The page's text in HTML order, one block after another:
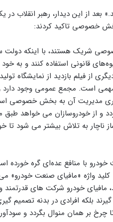
بعد از این دیدار، رهبر انقلاب در
خصوصی تاکید کردند:
شریک هستند، با اینکه دولت
قانونی استفاده کنند و به
از فیلم بازدید از نمایشگاه
است. مجمع عمومی وجود دارد
مدیریت آن به بخش خصوصی
و از خودروسازان می خواهد طبق
ناچار به تلاش بیشتر می شود تا
با منافع عده‌ای گره خورده
واژه «مافیای صنعت خودرو»
مافیای خودرو شرکت های قدرتمند
بلکه افرادی در بدنه تصمیم
بر همان منوال بگردد و